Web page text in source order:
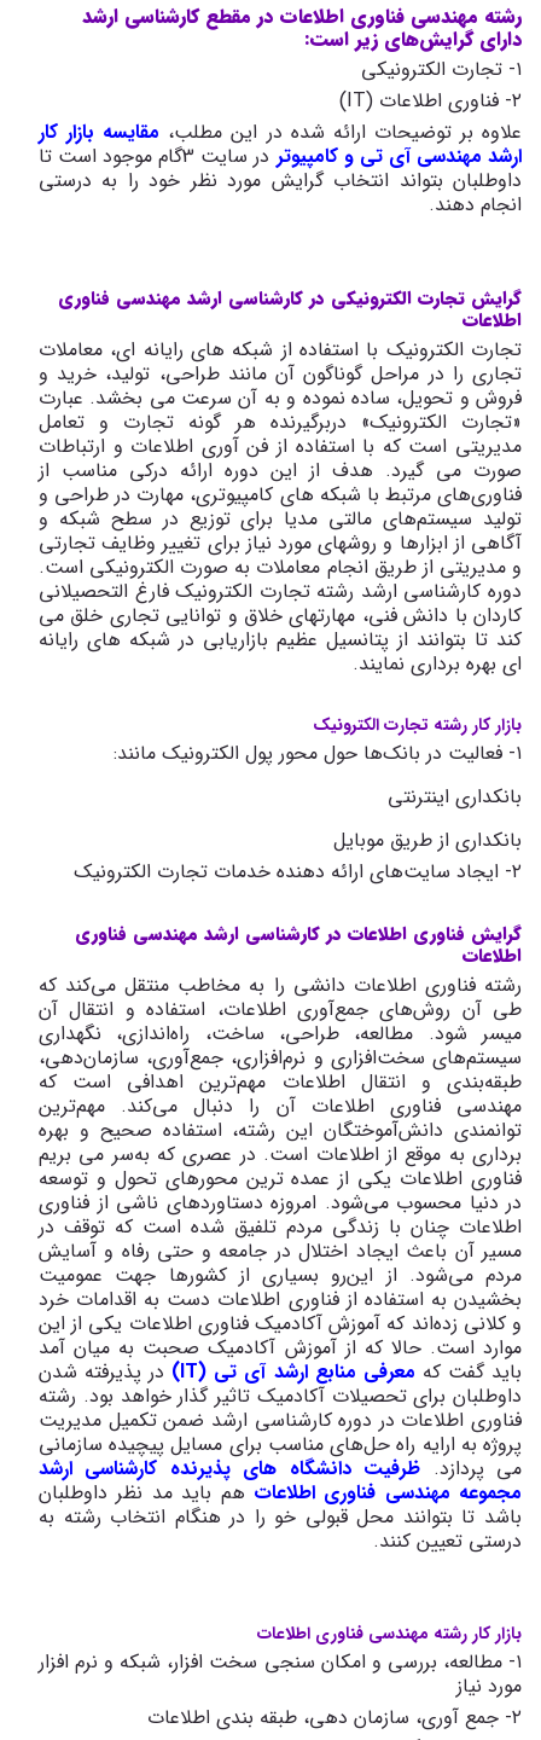
رشته مهندسی فناوری اطلاعات در مقطع کارشناسی ارشد
دارای گرایش‌های زیر است:
۱- تجارت الکترونیکی
۲- فناوری اطلاعات (IT)
علاوه بر توضیحات ارائه شده در این مطلب، مقایسه بازار کار
ارشد مهندسی آی تی و کامپیوتر
در سایت 3گام موجود است تا
داوطلبان بتواند انتخاب گرایش مورد نظر خود را به درستی
انجام دهند.
گرایش تجارت الکترونیکی در کارشناسی ارشد مهندسی فناوری
اطلاعات
تجارت الکترونیک با استفاده از شبکه های رایانه ای، معاملات
تجاری را در مراحل گوناگون آن مانند طراحی، تولید، خرید و
فروش و تحویل، ساده نموده و به آن سرعت می بخشد. عبارت
«تجارت الکترونیک» دربرگیرنده هر گونه تجارت و تعامل
مدیریتی است که با استفاده از فن آوری اطلاعات و ارتباطات
صورت می گیرد. هدف از این دوره ارائه درکی مناسب از
فناوری‌های مرتبط با شبکه های کامپیوتری، مهارت در طراحی و
تولید سیستم‌های مالتی مدیا برای توزیع در سطح شبکه و
آگاهی از ابزارها و روشهای مورد نیاز برای تغییر وظایف تجارتی
و مدیریتی از طریق انجام معاملات به صورت الکترونیکی است.
دوره کارشناسی ارشد رشته تجارت الکترونیک فارغ التحصیلانی
کاردان با دانش فنی، مهارتهای خلاق و توانایی تجاری خلق می
کند تا بتوانند از پتانسیل عظیم بازاریابی در شبکه های رایانه
ای بهره برداری نمایند.
بازار کار رشته تجارت الکترونیک
۱- فعالیت در بانک‌ها حول محور پول الکترونیک مانند:
بانکداری اینترنتی
بانکداری از طریق موبایل
۲- ایجاد سایت‌های ارائه دهنده خدمات تجارت الکترونیک
گرایش فناوری اطلاعات در کارشناسی ارشد مهندسی فناوری
اطلاعات
رشته فناوری اطلاعات دانشی را به مخاطب منتقل می‌کند که
طی آن روش‌های جمع‌آوری اطلاعات، استفاده و انتقال آن
میسر شود. مطالعه، طراحی، ساخت، راه‌اندازی، نگهداری
سیستم‌های سخت‌افزاری و نرم‌افزاری، جمع‌آوری، سازمان‌دهی،
طبقه‌بندی و انتقال اطلاعات مهم‌ترین اهدافی است که
مهندسی فناوری اطلاعات آن را دنبال می‌کند. مهم‌ترین
توانمندی دانش‌آموختگان این رشته، استفاده صحیح و بهره
‌برداری به‌ موقع از اطلاعات است. در عصری که به‌سر می ‌بریم
فناوری اطلاعات یکی از عمده‌ ترین محورهای تحول و توسعه
در دنیا محسوب می‌شود. امروزه دستاوردهای ناشی از فناوری
اطلاعات چنان با زندگی مردم تلفیق شده است که توقف در
مسیر آن باعث ایجاد اختلال در جامعه و حتی رفاه و آسایش
مردم می‌شود. از این‌رو بسیاری از کشورها جهت عمومیت
بخشیدن به استفاده از فناوری اطلاعات دست به اقدامات خرد
و کلانی زده‌اند که آموزش آکادمیک فناوری اطلاعات یکی از این
موارد است. حالا که از آموزش آکادمیک صحبت به میان آمد
باید گفت که معرفی منابع ارشد آی تی (IT)
در پذیرفته شدن
داوطلبان برای تحصیلات آکادمیک تاثیر گذار خواهد بود. رشته
فناوری اطلاعات در دوره کارشناسی ارشد ضمن تکمیل مدیریت
پروژه به ارایه راه حل‌های مناسب برای مسایل پیچیده سازمانی
می ‌پردازد. ظرفیت دانشگاه های پذیرنده کارشناسی ارشد
مجموعه مهندسی فناوری اطلاعات هم باید مد نظر داوطلبان
باشد تا بتوانند محل قبولی خو را در هنگام انتخاب رشته به
درستی تعیین کنند.
بازار کار رشته مهندسی فناوری اطلاعات
۱- مطالعه، بررسی و امکان سنجی سخت افزار، شبکه و نرم افزار
مورد نیاز
۲- جمع آوری، سازمان دهی، طبقه بندی اطلاعات